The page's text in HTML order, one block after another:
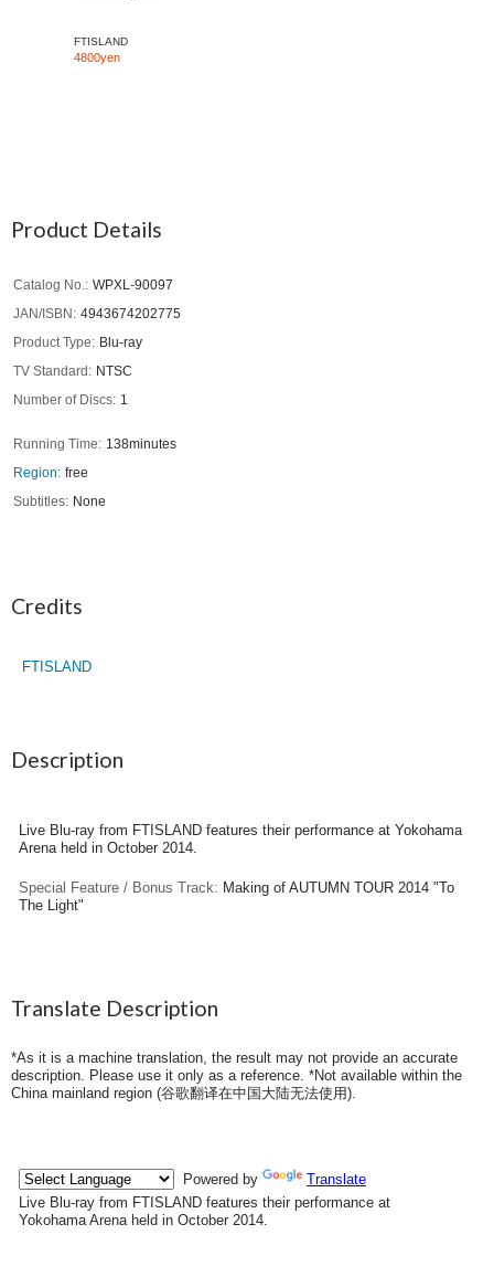
FTISLAND
4800yen
Product Details
Catalog No.
WPXL-90097
JAN/ISBN
4943674202775
Product Type
Blu-ray
TV Standard
NTSC
Number of Discs
1
Running Time
138minutes
Region
free
Subtitles
None
Credits
FTISLAND
Description
Live Blu-ray from FTISLAND features their performance at Yokohama
Arena held in October 2014.
Special Feature / Bonus Track: Making of AUTUMN TOUR 2014 "To
The Light"
Translate Description
*As it is a machine translation, the result may not provide an accurate
description. Please use it only as a reference. *Not available within the
China mainland region (谷歌翻译在中国大陆无法使用).